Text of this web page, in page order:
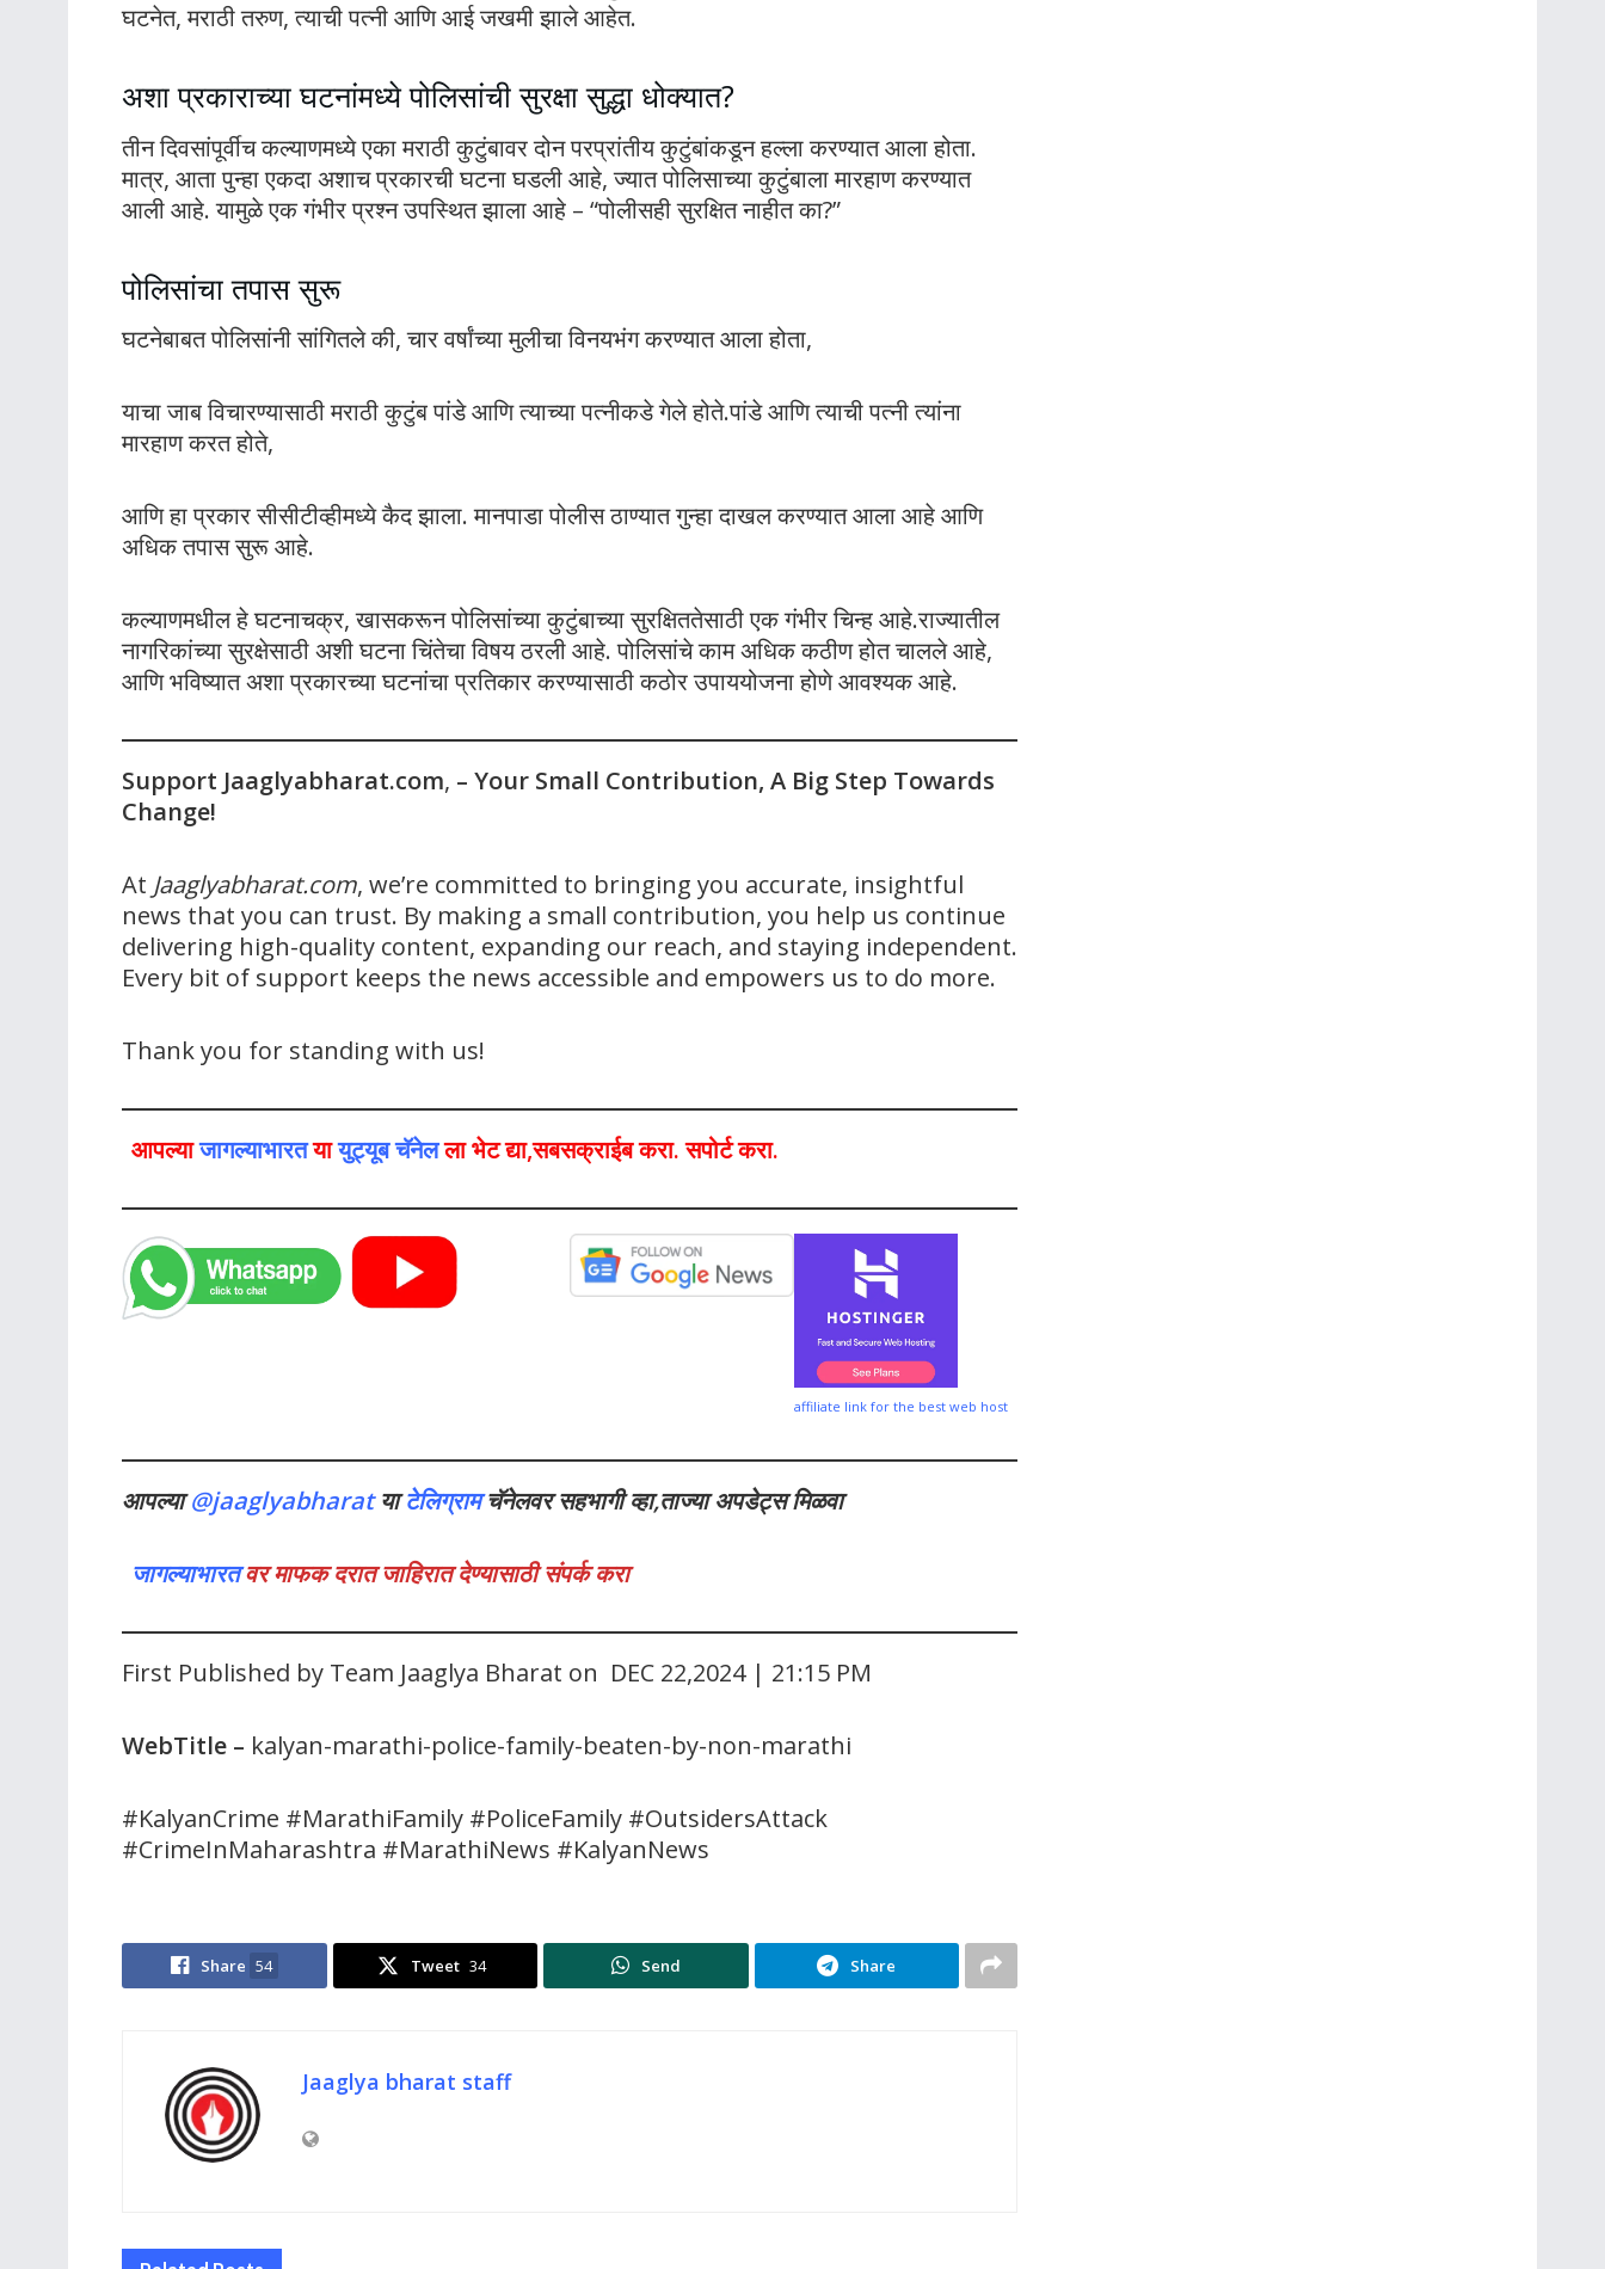
घटनेत, मराठी तरुण, त्याची पत्नी आणि आई जखमी झाले आहेत.
अशा प्रकाराच्या घटनांमध्ये पोलिसांची सुरक्षा सुद्धा धोक्यात?
तीन दिवसांपूर्वीच कल्याणमध्ये एका मराठी कुटुंबावर दोन परप्रांतीय कुटुंबांकडून हल्ला करण्यात आला होता.
मात्र, आता पुन्हा एकदा अशाच प्रकारची घटना घडली आहे, ज्यात पोलिसाच्या कुटुंबाला मारहाण करण्यात
आली आहे. यामुळे एक गंभीर प्रश्न उपस्थित झाला आहे – “पोलीसही सुरक्षित नाहीत का?”
पोलिसांचा तपास सुरू
घटनेबाबत पोलिसांनी सांगितले की, चार वर्षांच्या मुलीचा विनयभंग करण्यात आला होता,
याचा जाब विचारण्यासाठी मराठी कुटुंब पांडे आणि त्याच्या पत्नीकडे गेले होते.पांडे आणि त्याची पत्नी त्यांना
मारहाण करत होते,
आणि हा प्रकार सीसीटीव्हीमध्ये कैद झाला. मानपाडा पोलीस ठाण्यात गुन्हा दाखल करण्यात आला आहे आणि
अधिक तपास सुरू आहे.
कल्याणमधील हे घटनाचक्र, खासकरून पोलिसांच्या कुटुंबाच्या सुरक्षिततेसाठी एक गंभीर चिन्ह आहे.राज्यातील
नागरिकांच्या सुरक्षेसाठी अशी घटना चिंतेचा विषय ठरली आहे. पोलिसांचे काम अधिक कठीण होत चालले आहे,
आणि भविष्यात अशा प्रकारच्या घटनांचा प्रतिकार करण्यासाठी कठोर उपाययोजना होणे आवश्यक आहे.
Support Jaaglyabharat.com, – Your Small Contribution, A Big Step Towards
Change!
At Jaaglyabharat.com, we’re committed to bringing you accurate, insightful
news that you can trust. By making a small contribution, you help us continue
delivering high-quality content, expanding our reach, and staying independent.
Every bit of support keeps the news accessible and empowers us to do more.
Thank you for standing with us!
आपल्याजागल्याभारतयायुट्यूब चॅनेलला भेट द्या,सबसक्राईब करा. सपोर्ट करा.
affiliate link for the best web host
आपल्या@jaaglyabharatयाटेलिग्रामचॅनेलवर सहभागी व्हा,ताज्या अपडेट्स मिळवा
जागल्याभारतवर माफक दरात जाहिरात देण्यासाठी संपर्क करा
First Published by Team Jaaglya Bharat on DEC 22,2024 | 21:15 PM
WebTitle – kalyan-marathi-police-family-beaten-by-non-marathi
#KalyanCrime #MarathiFamily #PoliceFamily #OutsidersAttack
#CrimeInMaharashtra #MarathiNews #KalyanNews
Share 54 Tweet 34 Send Share
Jaaglya bharat staff